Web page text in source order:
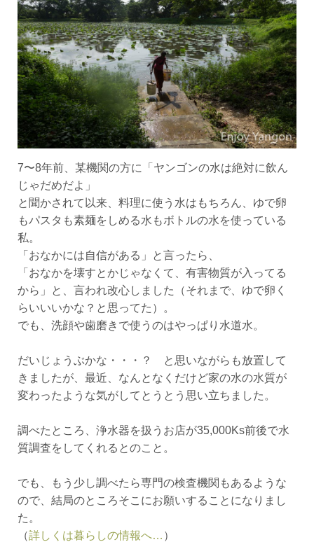
7〜8年前、某機関の方に「ヤンゴンの水は絶対に飲ん
じゃだめだよ」
と聞かされて以来、料理に使う水はもちろん、ゆで卵
もパスタも素麺をしめる水もボトルの水を使っている
私。
「おなかには自信がある」と言ったら、
「おなかを壊すとかじゃなくて、有害物質が入ってる
から」と、言われ改心しました（それまで、ゆで卵く
らいいいかな？と思ってた）。
でも、洗顔や歯磨きで使うのはやっぱり水道水。
だいじょうぶかな・・・？ と思いながらも放置して
きましたが、最近、なんとなくだけど家の水の水質が
変わったような気がしてとうとう思い立ちました。
調べたところ、浄水器を扱うお店が35,000Ks前後で水
質調査をしてくれるとのこと。
でも、もう少し調べたら専門の検査機関もあるような
ので、結局のところそこにお願いすることになりまし
た。
（詳しくは暮らしの情報へ… ）